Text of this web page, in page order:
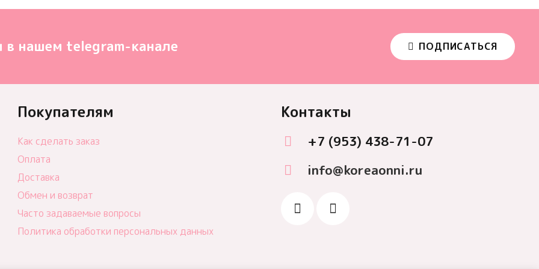
в нашем telegram-канале ПОДПИСАТЬСЯ
Покупателям
Как сделать заказ
Оплата
Доставка
Обмен и возврат
Часто задаваемые вопросы
Политика обработки персональных данных
Контакты
+7 (953) 438-71-07
info@koreaonni.ru